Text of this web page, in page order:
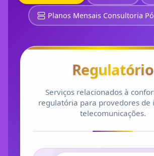
Planos Mensais Consultoria
Regulatório
Serviços relacionados à
regulatória para provedores de
telecomunicações.